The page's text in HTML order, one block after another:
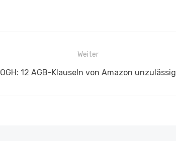
Weiter
Nächster
OGH: 12 AGB-Klauseln von Amazon unzulässig